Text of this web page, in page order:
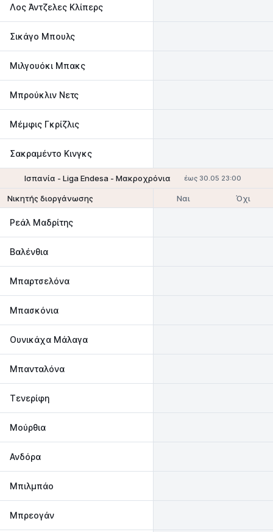
Λος Άντζελες Κλίπερς
Σικάγο Μπουλς
Μιλγουόκι Μπακς
Μπρούκλιν Νετς
Μέμφις Γκρίζλις
Σακραμέντο Κινγκς
Ισπανία - Liga Endesa - Μακροχρόνια έως 30.05 23:00
Νικητής διοργάνωσης Ναι Όχι
Ρεάλ Μαδρίτης
Βαλένθια
Μπαρτσελόνα
Μπασκόνια
Ουνικάχα Mάλαγα
Μπανταλόνα
Τενερίφη
Μούρθια
Ανδόρα
Μπιλμπάο
Μπρεογάν